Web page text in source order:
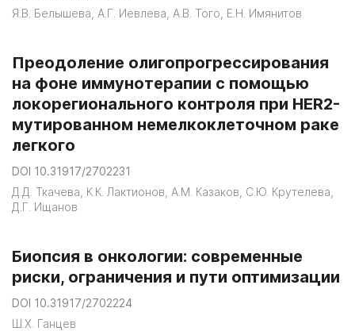
Я.В. Белышева, А.Г. Иевлева, А.В. Того, Е.Н. Имянитов
Преодоление олигопрогрессирования
на фоне иммунотерапии с помощью
локорегионального контроля при HER2-
мутированном немелкоклеточном раке
легкого
DOI 10.31917/2702231
Д.Д. Ткачева, К.К. Лактионов, А.М. Казаков, С.Ю. Крутелева,
Д.Г. Ищанов
Биопсия в онкологии: современные
риски, ограничения и пути оптимизации
DOI 10.31917/2702224
Ш.Х. Ганцев